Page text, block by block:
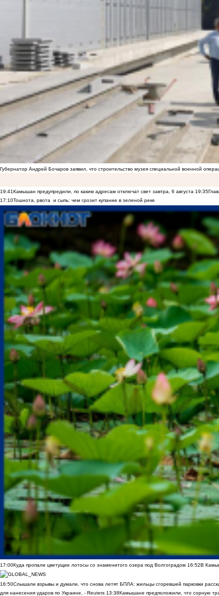
Губернатор Андрей Бочаров заявил, что строительство музея специальной военной
19:41Камышан предупредили, по каким адресам отключат свет завтра, 6 августа 19:35
17:10Тошнота, рвота и сыпь: чем грозит купание в зеленой реке
17:00Куда пропали цветущие лотосы со знаменитого озера под Волгоградом 16:52В
16:50Слышали взрывы и думали, что снова летят БПЛА: жильцы сгоревшей парковки
для нанесения ударов по Украине, - Reuters 13:38Камышане предположили, что сорную